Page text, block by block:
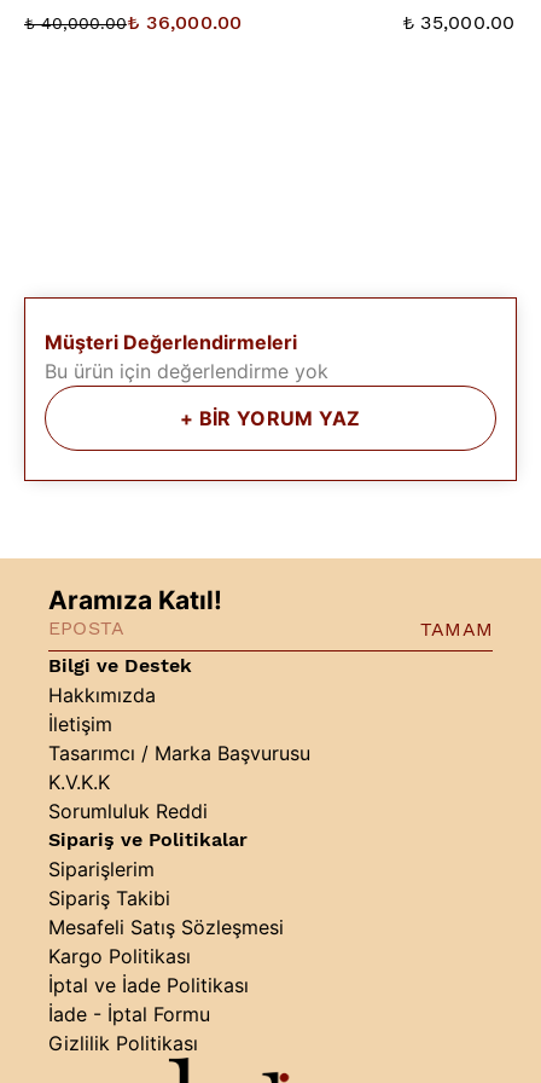
₺ 40,000.00₺ 36,000.00 ₺ 35,000.00
Müşteri Değerlendirmeleri
Bu ürün için değerlendirme yok
+ BİR YORUM YAZ
Bilgi ve Destek
Hakkımızda
İletişim
Tasarımcı / Marka Başvurusu
K.V.K.K
Sorumluluk Reddi
Sipariş ve Politikalar
Siparişlerim
Sipariş Takibi
Mesafeli Satış Sözleşmesi
Kargo Politikası
İptal ve İade Politikası
İade - İptal Formu
Gizlilik Politikası
Aramıza Katıl!
TAMAM